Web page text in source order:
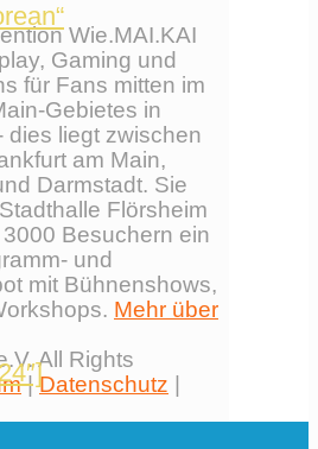
Wie.MAI.KAI
Gaming und
für Fans mitten im
Gebietes in
dies liegt zwischen
am Main,
Darmstadt. Sie
Flörsheim
3000 Besuchern ein
und
mit Bühnenshows,
Mehr über
All Rights
|Datenschutz